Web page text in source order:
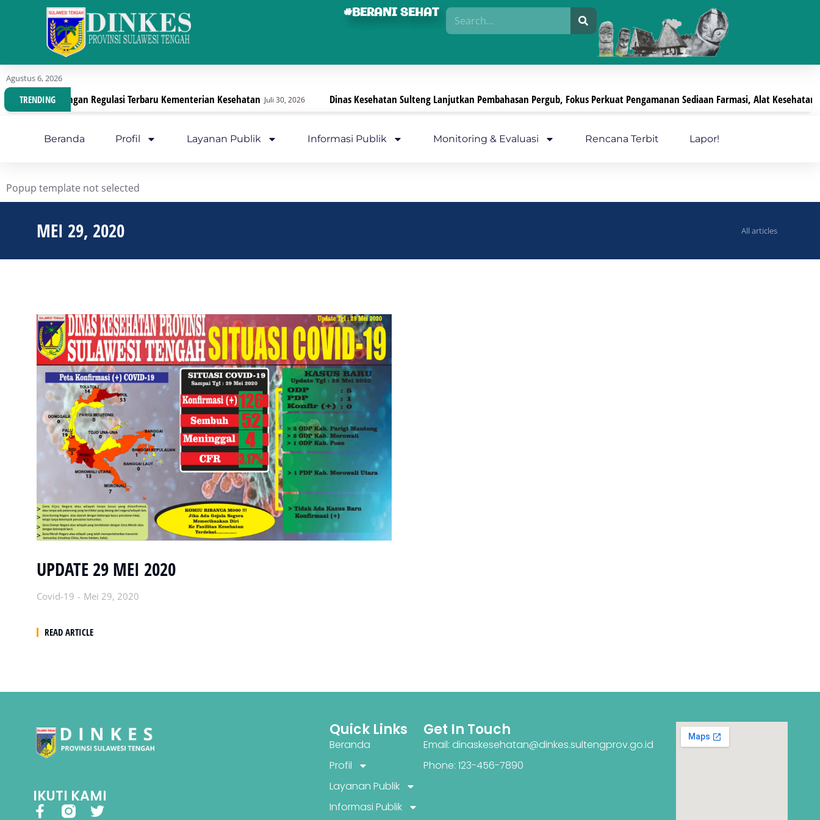
#BERANI SEHAT
Agustus 6, 2026
TRENDING
Dengan Regulasi Terbaru Kementerian Kesehatan Juli 30, 2026 Dinas Kesehatan Sulteng Lanjutkan Pembahasan Pergub, Fokus Perkuat Pengamanan Sediaan Farmasi, Alat Kesehatan, Dan
Beranda Profil Layanan Publik Informasi Publik Monitoring & Evaluasi Rencana Terbit Lapor!
Popup template not selected
MEI 29, 2020 All articles
UPDATE 29 MEI 2020
Covid-19 Mei 29, 2020
READ ARTICLE
IKUTI KAMI
Quick Links
Beranda
Profil
Layanan Publik
Informasi Publik
Get In Touch
Email: dinaskesehatan@dinkes.sultengprov.go.id
Phone: 123-456-7890